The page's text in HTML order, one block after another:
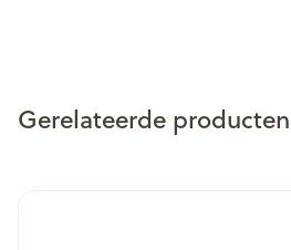
Merken Roge Cavailles
Gerelateerde producten